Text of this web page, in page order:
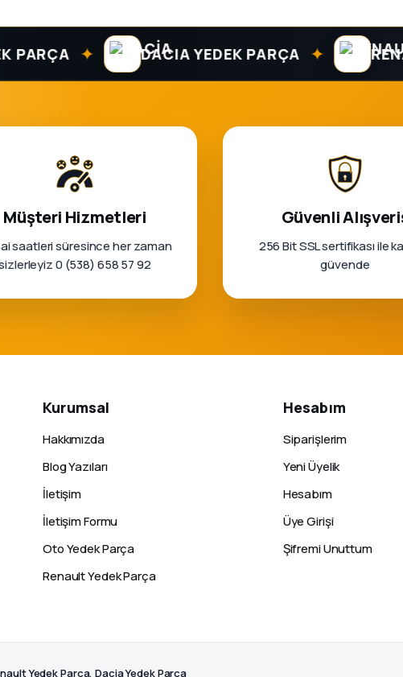
✦ DACIA YEDEK PARÇA ✦
Müşteri Hizmetleri
saatleri süresince her zaman
0 (538) 658 57 92
Güvenli
256 Bit SSL sertifikası ile
güvende
Kurumsal
Hakkımızda
Blog Yazıları
İletişim
İletişim Formu
Oto Yedek Parça
Renault Yedek Parça
Hesabım
Siparişlerim
Yeni Üyelik
Hesabım
Üye Girişi
Şifremi Unuttum
Yedek Parça, Dacia Yedek Parça